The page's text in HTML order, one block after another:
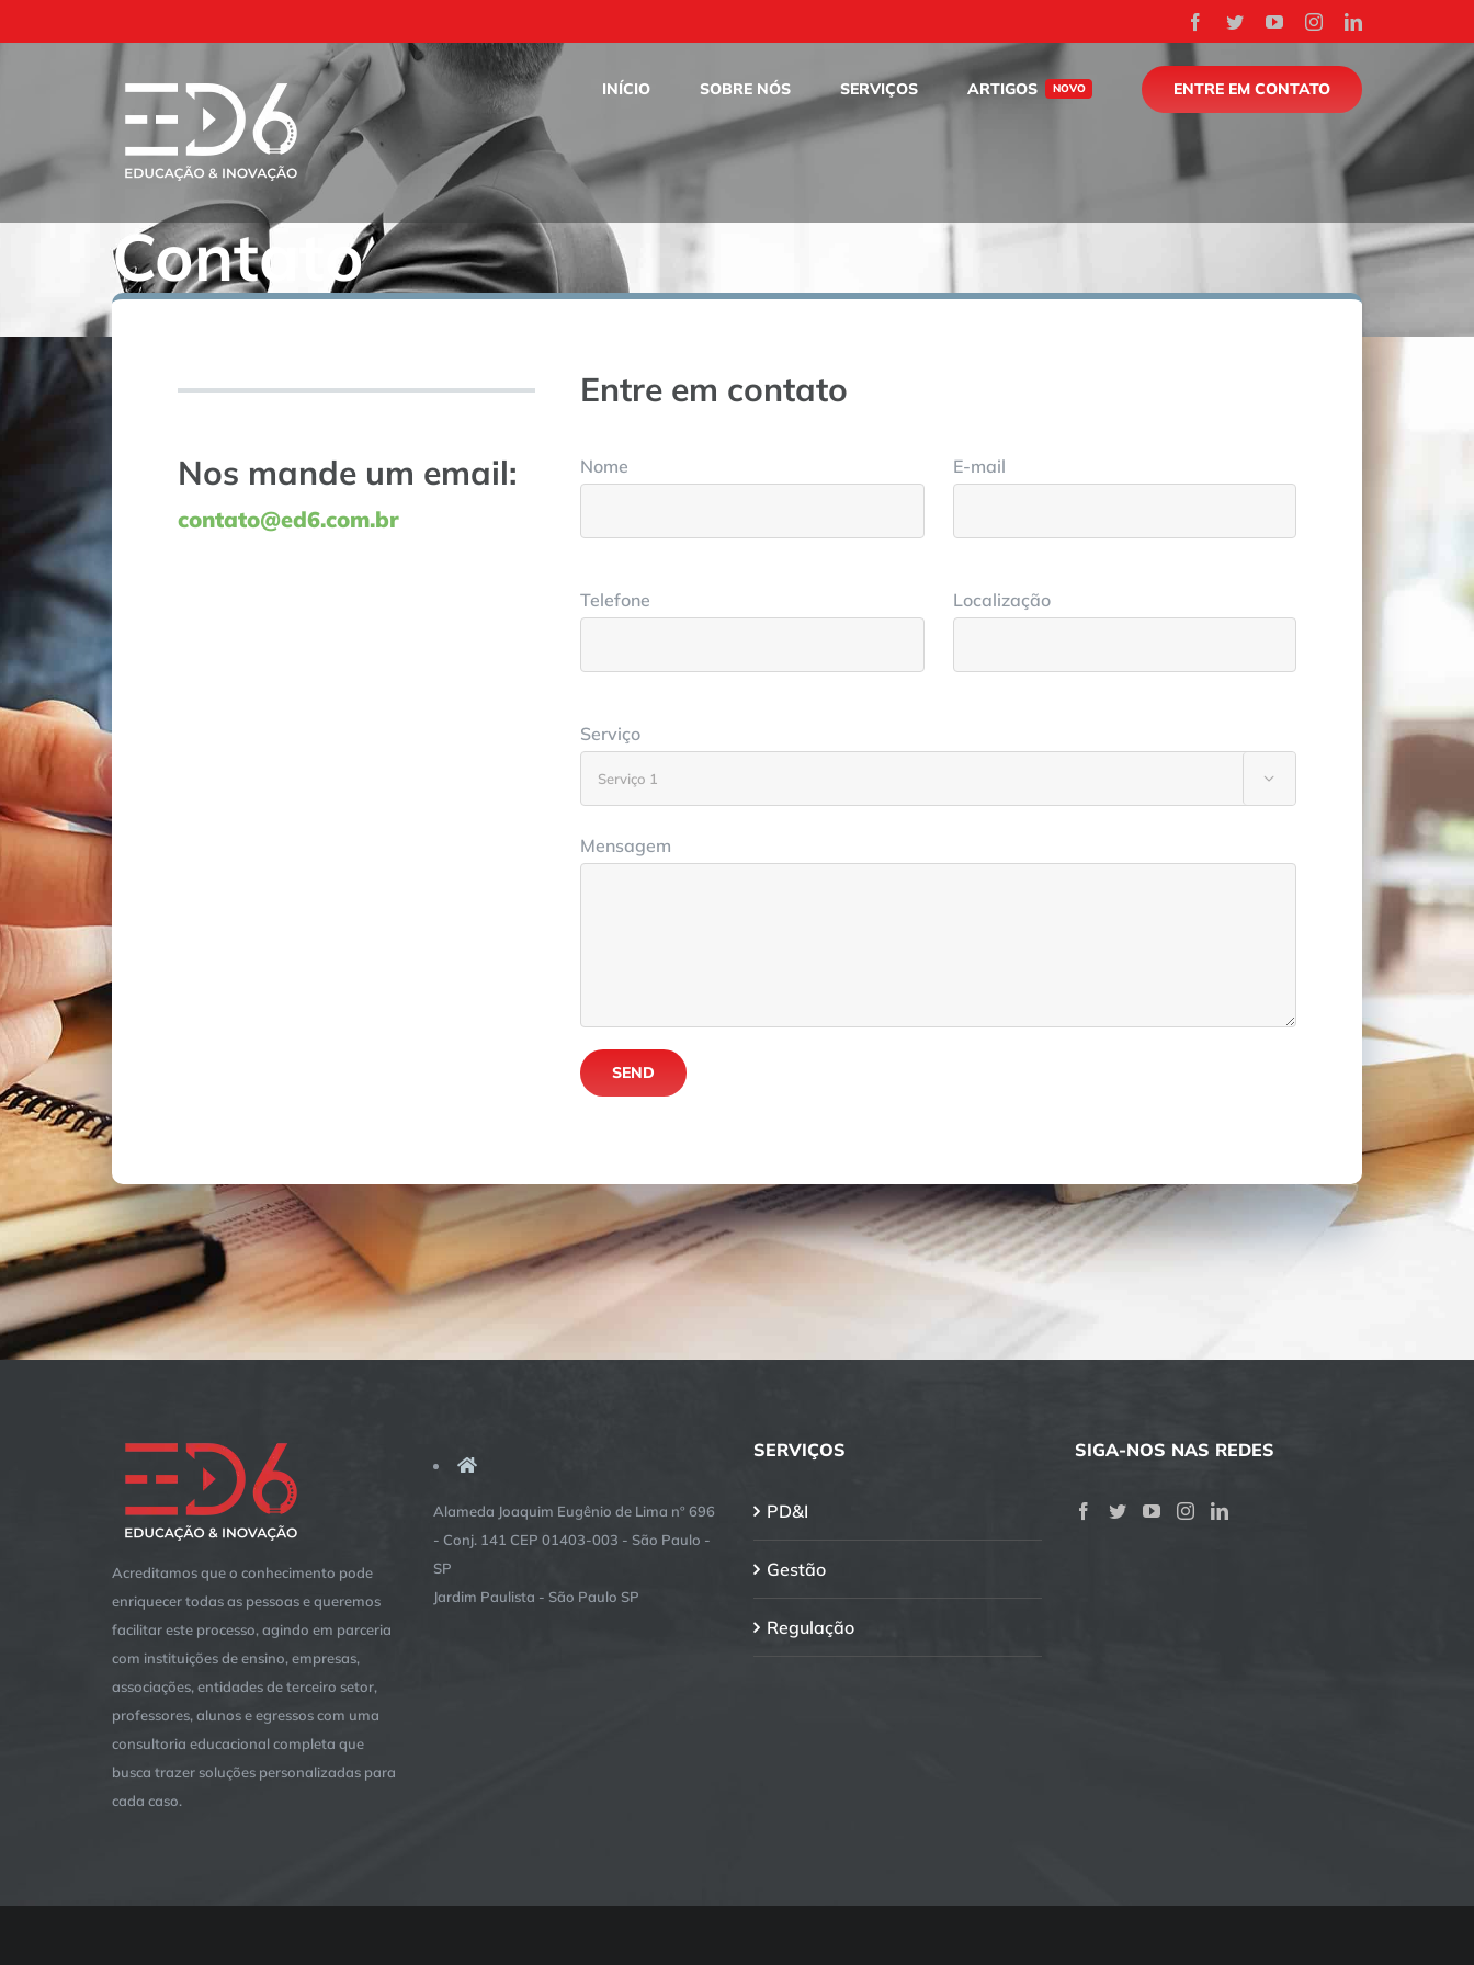
Facebook
TwitterYouTubeInstagramLinkedIn
INÍCIO SOBRE NÓS SERVIÇOS ARTIGOS NOVO ENTRE EM CONTATO
Contato
Nos mande um email:
contato@ed6.com.br
Entre em contato
Nome E-mail
Telefone Localização
Serviço

Mensagem
Acreditamos que o conhecimento pode
enriquecer todas as pessoas e queremos
facilitar este processo, agindo em parceria
com instituições de ensino, empresas,
associações, entidades de terceiro setor,
professores, alunos e egressos com uma
consultoria educacional completa que
busca trazer soluções personalizadas para
cada caso.
Alameda Joaquim Eugênio de Lima nº 696
- Conj. 141 CEP 01403-003 - São Paulo -
SP
Jardim Paulista - São Paulo SP
SERVIÇOS
PD&I
Gestão
Regulação
SIGA-NOS NAS REDES